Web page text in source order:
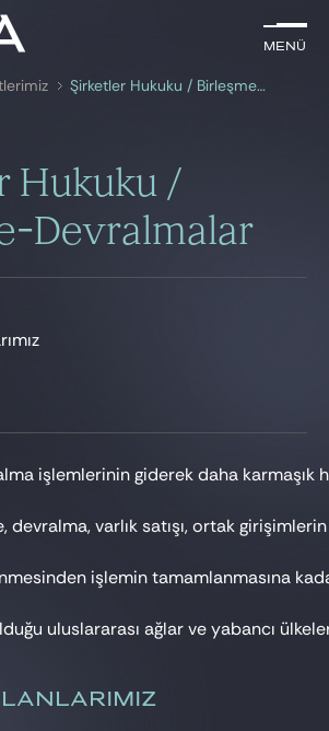
Menü
kelime
Menü
& YAYINLAR
Şirketler Hukuku / Birleşme-Devralmalar
Hukuku /
Devralmalar
işlemlerinin giderek daha
devralma, varlık satışı, ortak
işlemin tamamlanmasına
uluslararası ağlar ve yabancı